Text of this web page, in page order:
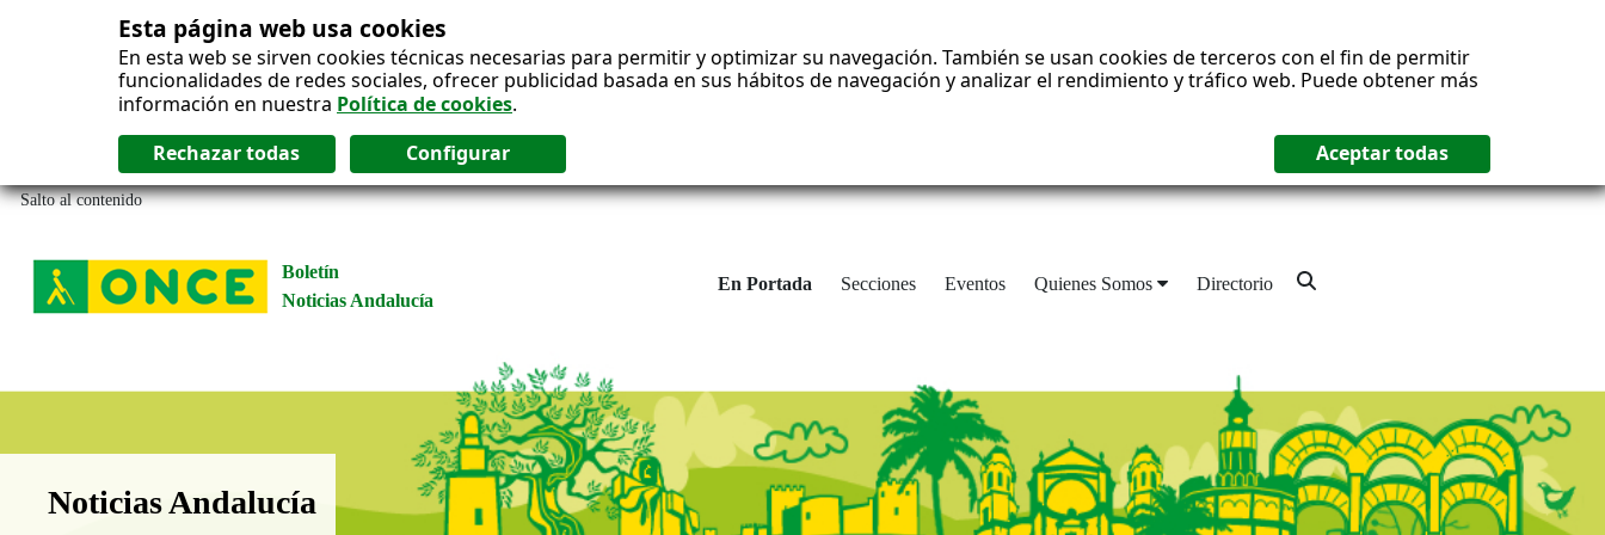
Esta página web usa cookies
En esta web se sirven cookies técnicas necesarias para permitir y optimizar su navegación. También se usan cookies de terceros con el fin de permitir
funcionalidades de redes sociales, ofrecer publicidad basada en sus hábitos de navegación y analizar el rendimiento y tráfico web. Puede obtener más
información en nuestra Política de cookies.
Salto al contenido
Boletín
Noticias Andalucía
En Portada Secciones Eventos Quienes Somos Directorio
Boletín Noticias Andalucía
Noticias Andalucía